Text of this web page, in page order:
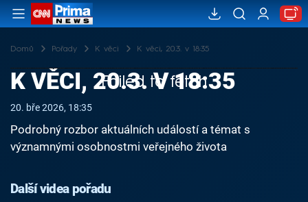
Domů Pořady K věci K věci, 20.3. v 18:35
Failed to fetch
K VĚCI, 20.3. V 18:35
20. bře 2026, 18:35
Podrobný rozbor aktuálních událostí a témat s
významnými osobnostmi veřejného života
Další videa pořadu